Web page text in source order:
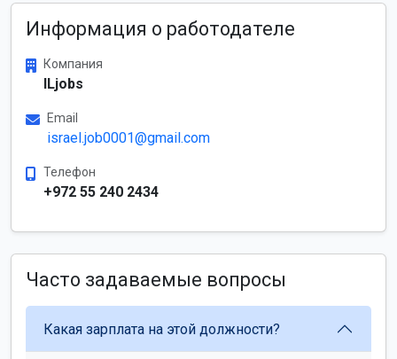
Информация о работодателе
Компания
ILjobs
Email
israel.job0001@gmail.com
Телефон
+972 55 240 2434
Часто задаваемые вопросы
Какая зарплата на этой должности?